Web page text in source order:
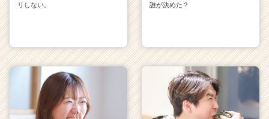
リしない。
誰が決めた？